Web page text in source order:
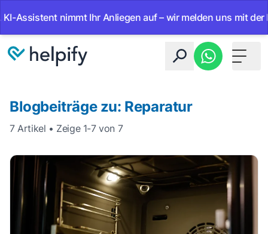
nimmt Ihr Anliegen auf – wir melden uns mit der
Toggle
Blogbeiträge zu: Reparatur
7 Artikel • Zeige 1-7 von 7